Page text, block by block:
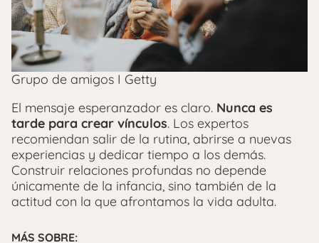
Grupo de amigos I Getty
El mensaje esperanzador es claro. Nunca es
tarde para crear vínculos. Los expertos
recomiendan salir de la rutina, abrirse a nuevas
experiencias y dedicar tiempo a los demás.
Construir relaciones profundas no depende
únicamente de la infancia, sino también de la
actitud con la que afrontamos la vida adulta.
MÁS SOBRE: